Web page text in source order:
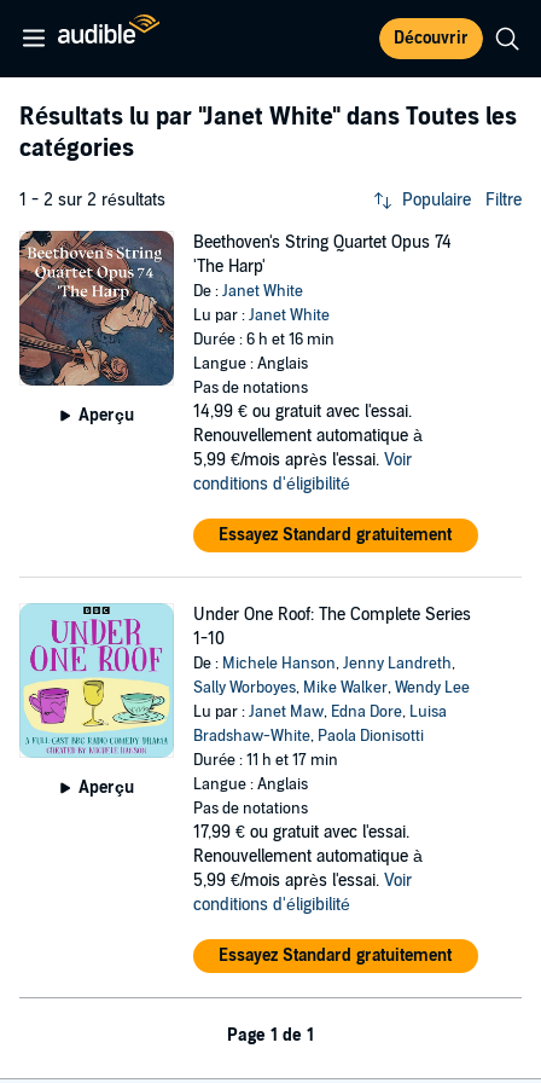
Découvrir
Résultats lu par "Janet White" dans Toutes les
catégories
1 - 2 sur 2 résultats Populaire Filtre
Aperçu
Beethoven's String Quartet Opus 74
'The Harp'
De :Janet White
Lu par :Janet White
Durée : 6 h et 16 min
Langue : Anglais
Pas de notations
14,99 € ou gratuit avec l'essai.
Renouvellement automatique à
5,99 €/mois après l'essai. Voir
conditions d'éligibilité
Essayez Standard gratuitement
Aperçu
Under One Roof: The Complete Series
1-10
De : Michele Hanson,Jenny Landreth,
Sally Worboyes, Mike Walker,Wendy Lee
Lu par :Janet Maw, Edna Dore, Luisa
Bradshaw-White, Paola Dionisotti
Durée : 11 h et 17 min
Langue : Anglais
Pas de notations
17,99 € ou gratuit avec l'essai.
Renouvellement automatique à
5,99 €/mois après l'essai. Voir
conditions d'éligibilité
Essayez Standard gratuitement
Page 1 de 1